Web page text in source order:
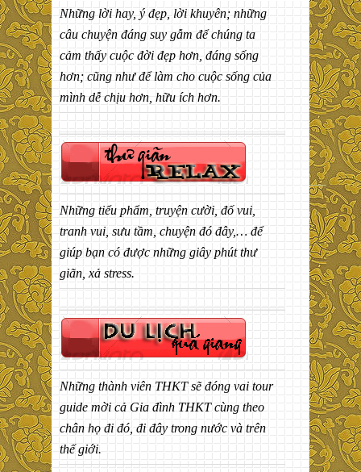
Những lời hay, ý đẹp, lời khuyên; những
câu chuyện đáng suy gẫm để chúng ta
cảm thấy cuộc đời đẹp hơn, đáng sống
hơn; cũng như để làm cho cuộc sống của
mình dễ chịu hơn, hữu ích hơn.
Những tiểu phẩm, truyện cười, đố vui,
tranh vui, sưu tầm, chuyện đó đây,… để
giúp bạn có được những giây phút thư
giãn, xả stress.
Những thành viên THKT sẽ đóng vai tour
guide mời cả Gia đình THKT cùng theo
chân họ đi đó, đi đây trong nước và trên
thế giới.